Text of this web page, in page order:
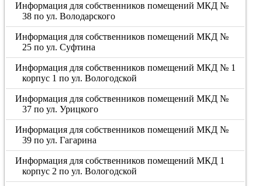
Информация для собственников помещений МКД №
38 по ул. Володарского
Информация для собственников помещений МКД №
25 по ул. Суфтина
Информация для собственников помещений МКД № 1
корпус 1 по ул. Вологодской
Информация для собственников помещений МКД №
37 по ул. Урицкого
Информация для собственников помещений МКД №
39 по ул. Гагарина
Информация для собственников помещений МКД 1
корпус 2 по ул. Вологодской